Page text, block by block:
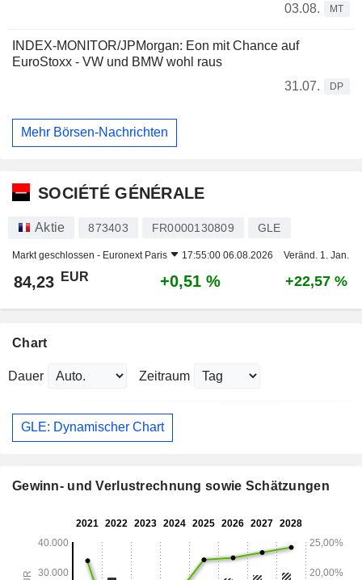
03.08.
MT
INDEX-MONITOR/JPMorgan: Eon mit Chance auf
EuroStoxx - VW und BMW wohl raus
31.07.
DP
Mehr Börsen-Nachrichten
SOCIÉTÉ GÉNÉRALE
Aktie 873403 FR0000130809 GLE
Markt geschlossen - Euronext Paris 17:55:00 06.08.2026 Veränd. 1. Jan.
84,23 EUR +0,51 % +22,57 %
Chart
Dauer Zeitraum
GLE: Dynamischer Chart
Gewinn- und Verlustrechnung sowie Schätzungen